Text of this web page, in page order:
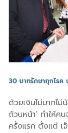
30 บาทรักษาทุกโรค
ด้วยเงินไม่มากไ
ถ้วนหน้า’ ทำให้ค
ครั้งแรก ตั้งแต่ เ